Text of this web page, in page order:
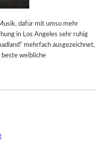
dafür mit umso mehr
in Los Angeles sehr ruhig
mehrfach ausgezeichnet,
weibliche